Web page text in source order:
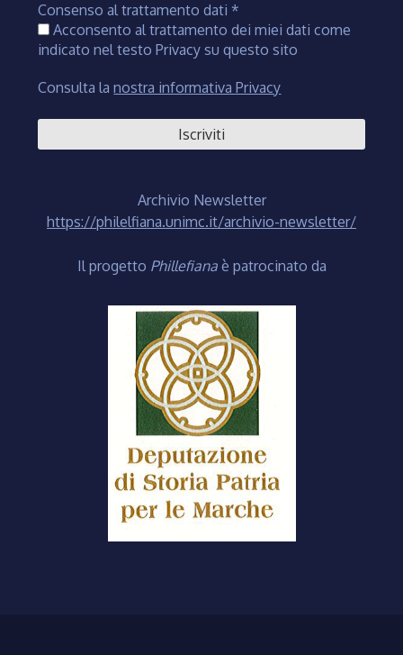
Consenso al trattamento dati *
Acconsento al trattamento dei miei dati come
indicato nel testo Privacy su questo sito
Consulta lanostra informativa Privacy
Archivio Newsletter
https://philelfiana.unimc.it/archivio-newsletter/
Il progetto Phillefiana è patrocinato da